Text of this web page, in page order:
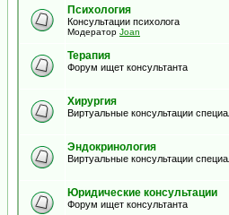
Психология
Консультации психолога
Модератор Joan
Терапия
Форум ищет консультанта
Хирургия
Виртуальные консультации
Эндокринология
Виртуальные консультации
Юридические консультации
Форум ищет консультанта